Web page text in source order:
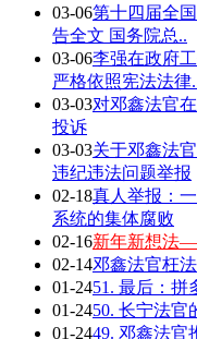
03-06第十四届全
告全文 国务院总..
03-06李强在政府
严格依照宪法法律
03-03对邓鑫法官
投诉
03-03关于邓鑫法
违纪违法问题举报
02-18真人举报：
系统的集体腐败
02-16新年新想法
02-14邓鑫法官枉
01-2451. 最后：拼
01-2450. 长宁法官
01-2449. 邓鑫法官